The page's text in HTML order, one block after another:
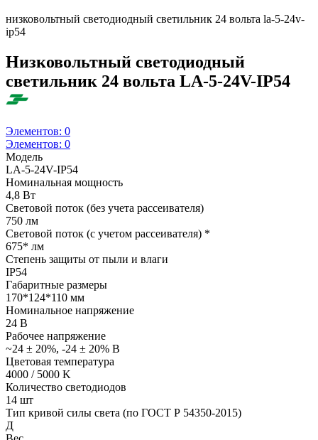
низковольтный светодиодный светильник 24 вольта la-5-24v-
ip54
Низковольтный светодиодный
светильник 24 вольта LA-5-24V-IP54
Элементов: 0
Элементов: 0
Модель
LA-5-24V-IP54
Номинальная мощность
4,8 Вт
Световой поток (без учета рассеивателя)
750 лм
Световой поток (с учетом рассеивателя) *
675* лм
Степень защиты от пыли и влаги
IP54
Габаритные размеры
170*124*110 мм
Номинальное напряжение
24 В
Рабочее напряжение
~24 ± 20%, -24 ± 20% В
Цветовая температура
4000 / 5000 K
Количество светодиодов
14 шт
Тип кривой силы света (по ГОСТ Р 54350-2015)
Д